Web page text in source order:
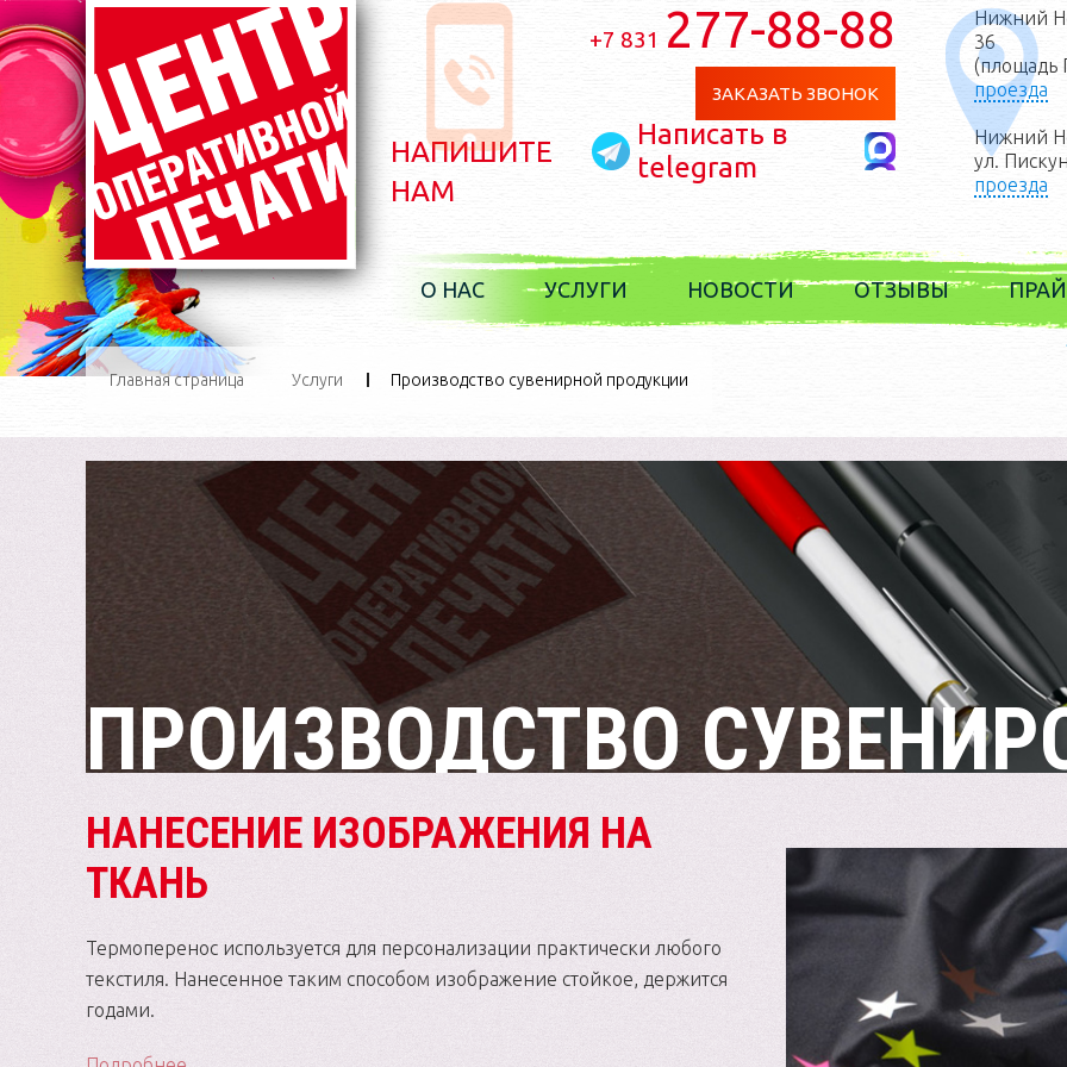
+7 831 277-88-88
ЗАКАЗАТЬ ЗВОНОК
НАПИШИТЕ
НАМ
Написать в
telegram
Нижний
36
(площадь
проезда
Нижний
ул.
проезда
О НАС УСЛУГИ
услуги
сувенирки
Услуги дизайнера
НОВОСТИ ОТЗЫВЫ
Главная страница Услуги Производство сувенирной продукции
ПРОИЗВОДСТВО
НАНЕСЕНИЕ ИЗОБРАЖЕНИЯ НА
ТКАНЬ
Термоперенос используется для персонализации практически любого
текстиля. Нанесенное таким способом изображение стойкое, держится
годами.